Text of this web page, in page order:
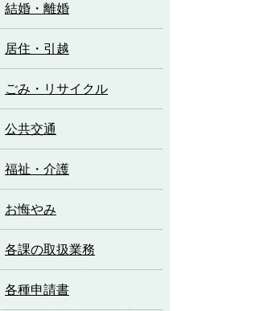
結婚・離婚
居住・引越
ごみ・リサイクル
公共交通
福祉・介護
お悔やみ
各課の取扱業務
各種申請書